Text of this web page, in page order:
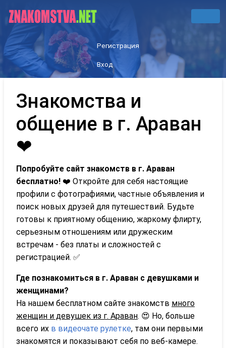
Регистрация
Вход
Знакомства и
общение в г. Араван
❤
Попробуйте сайт знакомств в г. Араван
бесплатно! ❤️ Откройте для себя настоящие
профили с фотографиями, частные объявления и
поиск новых друзей для путешествий. Будьте
готовы к приятному общению, жаркому флирту,
серьезным отношениям или дружеским
встречам - без платы и сложностей с
регистрацией. ✅
Где познакомиться в г. Араван с девушками и
женщинами?
На нашем бесплатном сайте знакомств много
женщин и девушек из г. Араван. 😍 Но, больше
всего их в видеочате рулетке, там они первыми
знакомятся и показывают себя по веб-камере.